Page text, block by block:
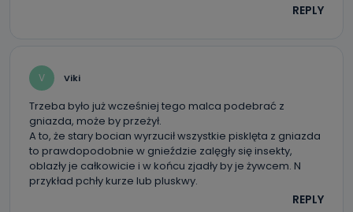
REPLY
V Viki
Trzeba było już wcześniej tego malca podebrać z
gniazda, może by przeżył.
A to, że stary bocian wyrzucił wszystkie pisklęta z gniazda
to prawdopodobnie w gnieździe zalęgły się insekty,
oblazły je całkowicie i w końcu zjadły by je żywcem. N
przykład pchły kurze lub pluskwy.
REPLY